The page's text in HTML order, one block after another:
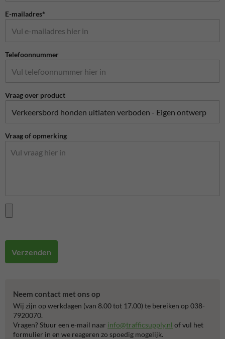
E-mailadres*
Telefoonnummer
Vraag over product
Vraag of opmerking
Verzenden
Neem contact met ons op
Wij zijn op werkdagen (van 8.00 tot 17.00) te bereiken op 038-
7920070.
Vragen? Stuur een e-mail naar info@trafficsupply.nl of vul het
formulier in en we reageren zo spoedig mogelijk.